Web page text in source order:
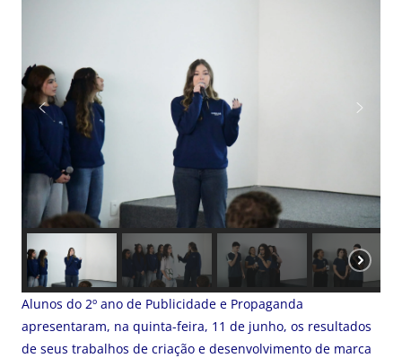
Alunos do 2º ano de Publicidade e Propaganda
apresentaram, na quinta-feira, 11 de junho, os resultados
de seus trabalhos de criação e desenvolvimento de marca